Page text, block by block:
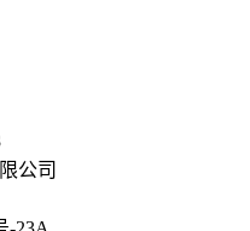
公司